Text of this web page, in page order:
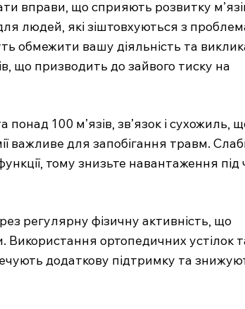
вправи, що сприяють розвитку
людей, які зіштовхуються з
обмежити вашу діяльність та
що призводить до зайвого тиску на
понад 100 м’язів, зв’язок і сухожиль,
важливе для запобігання травм.
тому знизьте навантаження під
регулярну фізичну активність, що
Використання ортопедичних устілок
додаткову підтримку та